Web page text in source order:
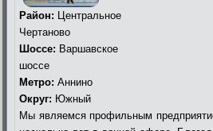
Район: Центральное
Чертаново
Шоссе: Варшавское
шоссе
Метро: Аннино
Округ: Южный
Мы являемся профильным